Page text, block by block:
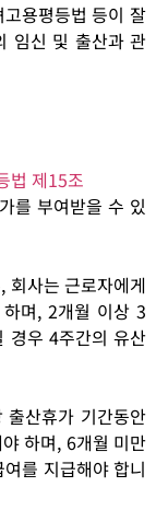
용평등법 등이 잘
임신 및 출산과 관
법 제15조
를 부여받을 수 있
회사는 근로자에게
며, 2개월 이상 3
경우 4주간의 유산
산휴가 기간동안
하며, 6개월 미만
를 지급해야 합니